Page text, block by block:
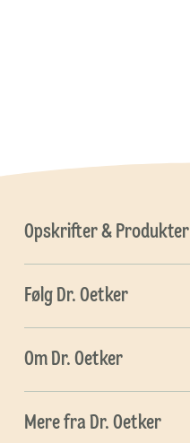
Opskrifter & Produkter
Følg Dr. Oetker
Om Dr. Oetker
Mere fra Dr. Oetker